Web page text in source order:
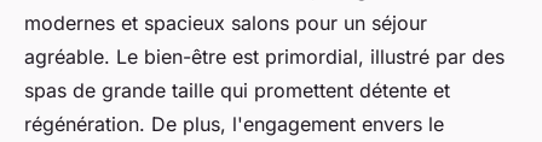
modernes et spacieux salons pour un séjour
agréable. Le bien-être est primordial, illustré par des
spas de grande taille qui promettent détente et
régénération. De plus, l'engagement envers le